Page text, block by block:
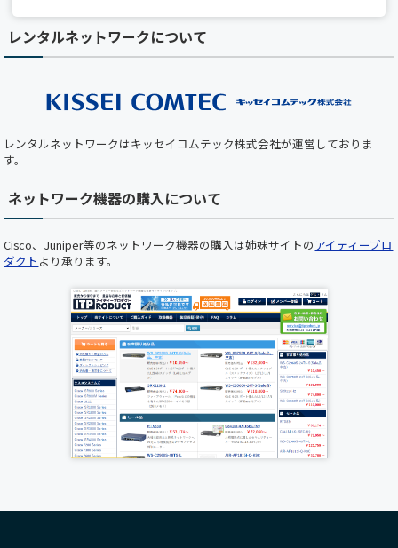
【夏季休業のお知らせ】 2025/8/14(木)～
8/15(金)は全社一斉休業期間につき、 出荷業務
で、 ご不便をおかけしますが、何卒ご了承くだ
【ホームページメンテナンスのお知らせ】 平素
ームページのメンテナンスを実施いたします。
メンテナンス中はホームページをご利用いただ
うお願い申し上げます。 ■ メンテナンス日時
2025年5月22日（木）19:00 ～ 20:00（予定） お
適にご利用いただくための作業となりますので、
何卒ご理解とご協力のほどお願い申し上げます。
誠に勝手ながら下記の期間を年末年始休業とさ
せていただきます。ご繁忙の折柄、何かとご迷惑
をお掛けすることと存じますが、何卒ご了承く
ださいますようお願い申し上げます。 年末年始
休業期間:2024年12月28日(日)～2025年1月5日
(日) 新年は1月6日(月)より受付業務開始、出荷は
2025年1月7日(火)から開始いたします。
レンタルネットワークについて
レンタルネットワークはキッセイコムテック株式会社が運営しておりま
す。
ネットワーク機器の購入について
Cisco、Juniper等のネットワーク機器の購入は姉妹サイトの アイティープロ
ダクト より承ります。